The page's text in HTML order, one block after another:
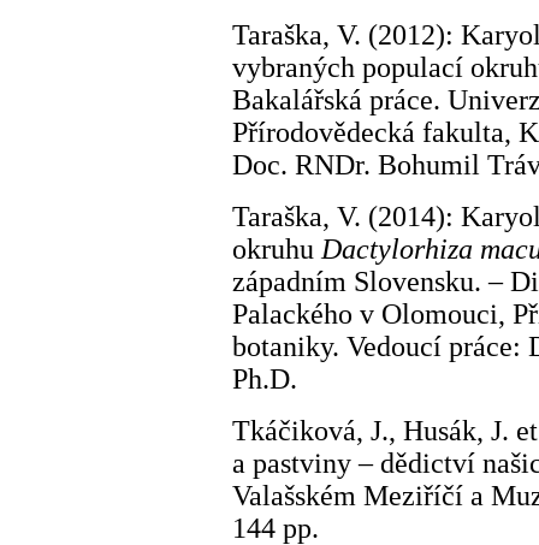
Taraška, V. (2012):
vybraných populací
Bakalářská práce.
Přírodovědecká fakulta,
Doc. RNDr. Bohumil
Taraška, V. (2014):
okruhu Dactylorhiza
západním Slovensku. –
Palackého v Olomouci,
botaniky. Vedoucí
Ph.D.
Tkáčiková, J., Husák, J.
a pastviny – dědictví
Valašském Meziříčí a
144 pp.